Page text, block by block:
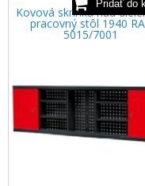
Kovová skrinka nad
pracovný stôl 1940
5015/7001